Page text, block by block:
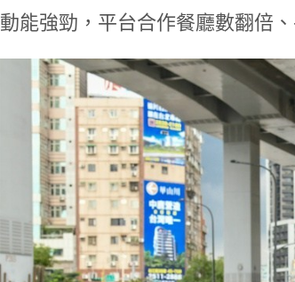
動能強勁，平台合作餐廳數翻倍